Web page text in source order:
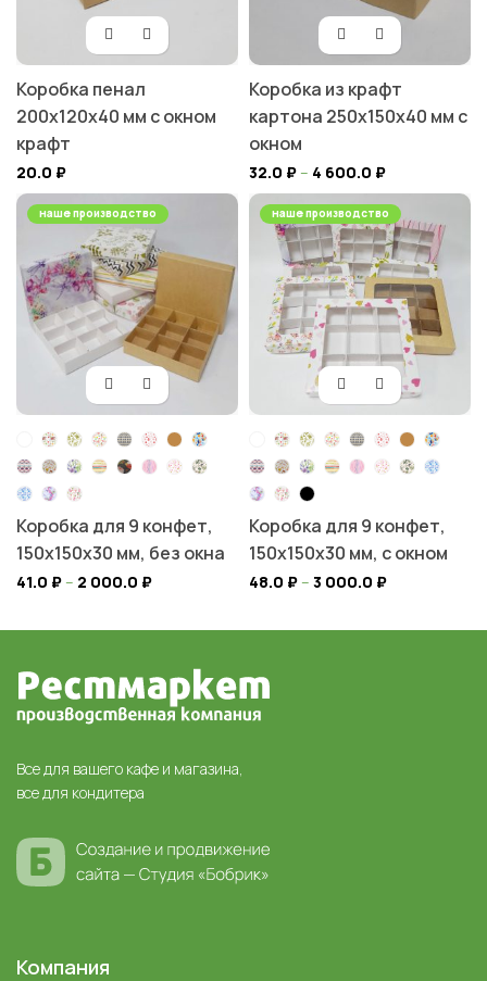
Коробка пенал
200х120х40 мм с окном
крафт
20.0 ₽
Коробка из крафт
картона 250х150х40 мм с
окном
32.0 ₽– 4 600.0 ₽
наше производство
Коробка для 9 конфет,
150х150х30 мм, без окна
41.0 ₽– 2 000.0 ₽
наше производство
Коробка для 9 конфет,
150х150х30 мм, с окном
48.0 ₽– 3 000.0 ₽
Все для вашего кафе и магазина,
все для кондитера
Компания